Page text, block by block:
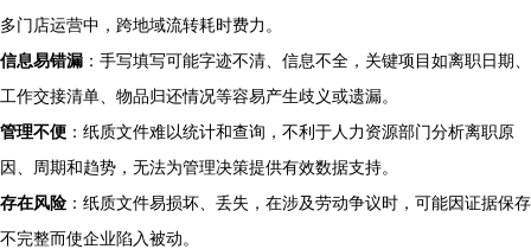
多门店运营中，跨地域流转耗时费力。
信息易错漏 ：手写填写可能字迹不清、信息不全，关键项目如离职日期、
工作交接清单、物品归还情况等容易产生歧义或遗漏。
管理不便 ：纸质文件难以统计和查询，不利于人力资源部门分析离职原
因、周期和趋势，无法为管理决策提供有效数据支持。
存在风险 ：纸质文件易损坏、丢失，在涉及劳动争议时，可能因证据保存
不完整而使企业陷入被动。